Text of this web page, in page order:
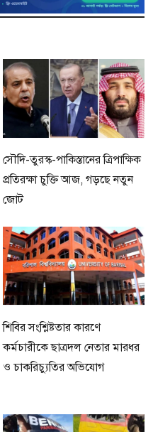
সৌদি-তুরস্ক-পাকিস্তানের ত্রিপাক্ষিক
প্রতিরক্ষা চুক্তি আজ, গড়ছে নতুন
জোট
শিবির সংশ্লিষ্টতার কারণে
কর্মচারীকে ছাত্রদল নেতার মারধর
ও চাকরিচ্যুতির অভিযোগ